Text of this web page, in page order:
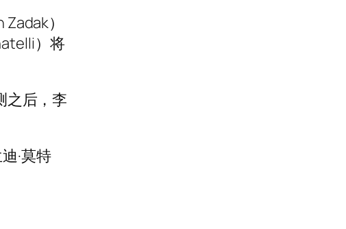
）
）将
之后，李
·莫特